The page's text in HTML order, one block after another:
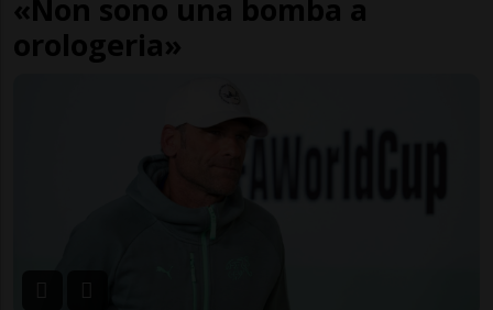
«Non sono una bomba a
orologeria»